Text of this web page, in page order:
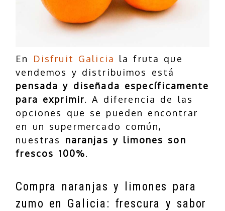
En Disfruit Galicia la fruta que
vendemos y distribuimos está
pensada y diseñada específicamente
para exprimir. A diferencia de las
opciones que se pueden encontrar
en un supermercado común,
nuestras
naranjas y limones son
frescos 100%.
Compra naranjas y limones para
zumo en Galicia: frescura y sabor